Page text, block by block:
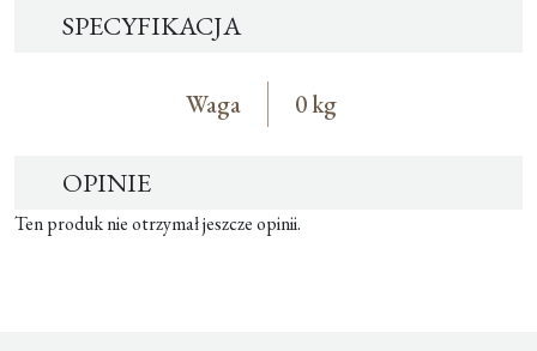
SPECYFIKACJA
Waga 0 kg
OPINIE
Ten produk nie otrzymał jeszcze opinii.